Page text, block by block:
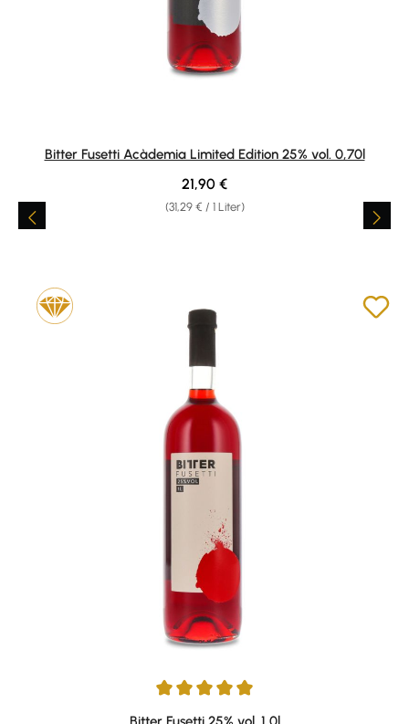
Bitter Fusetti Acàdemia Limited Edition 25% vol. 0,70l
(31,29 € / 1 Liter)
Regulärer Preis:
21,90 €
Durchschnittliche Bewertung von 5 von 5 Sternen